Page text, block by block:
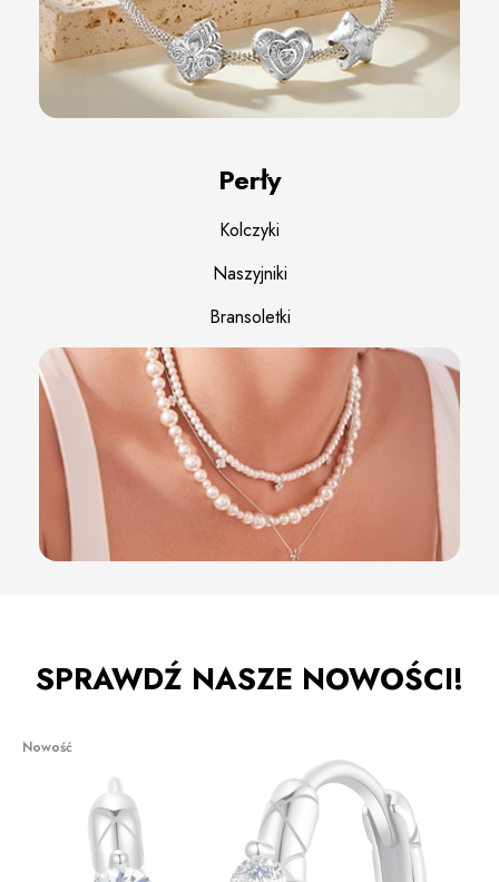
Perły
Kolczyki
Naszyjniki
Bransoletki
SPRAWDŹ NASZE NOWOŚCI!
Nowość